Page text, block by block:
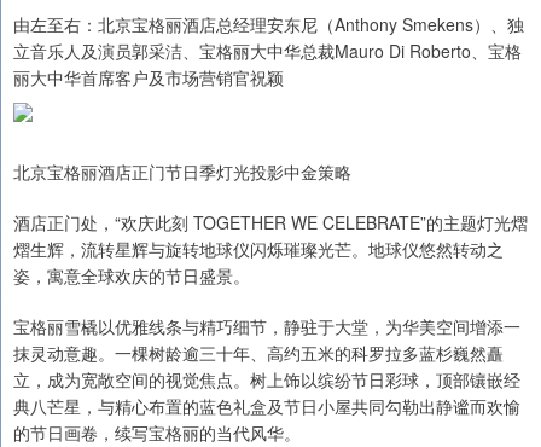
由左至右：北京宝格丽酒店总经理安东尼（Anthony Smekens）、独
立音乐人及演员郭采洁、宝格丽大中华总裁Mauro Di Roberto、宝格
丽大中华首席客户及市场营销官祝颖
北京宝格丽酒店正门节日季灯光投影中金策略
酒店正门处，“欢庆此刻 TOGETHER WE CELEBRATE”的主题灯光熠
熠生辉，流转星辉与旋转地球仪闪烁璀璨光芒。地球仪悠然转动之
姿，寓意全球欢庆的节日盛景。
宝格丽雪橇以优雅线条与精巧细节，静驻于大堂，为华美空间增添一
抹灵动意趣。一棵树龄逾三十年、高约五米的科罗拉多蓝杉巍然矗
立，成为宽敞空间的视觉焦点。树上饰以缤纷节日彩球，顶部镶嵌经
典八芒星，与精心布置的蓝色礼盒及节日小屋共同勾勒出静谧而欢愉
的节日画卷，续写宝格丽的当代风华。